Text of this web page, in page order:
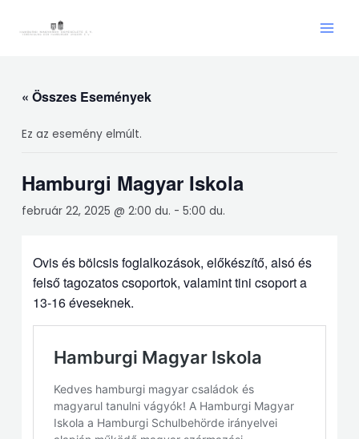
« Összes Események
Ez az esemény elmúlt.
Hamburgi Magyar Iskola
február 22, 2025 @ 2:00 du. -5:00 du.
Ovis és bölcsis foglalkozások, előkészítő, alsó és
felső tagozatos csoportok, valamint tini csoport a
13-16 éveseknek.